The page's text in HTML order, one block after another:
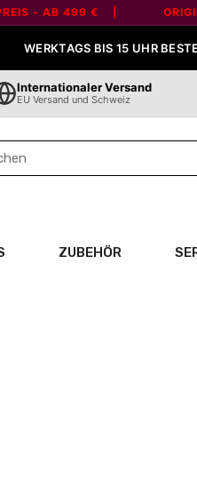
is not a valid section type
- AB 499 € | ORIGINAL
WERKTAGS BIS 15 UHR
Internationaler Versand
EU Versand und Schweiz
ZUBEHÖR